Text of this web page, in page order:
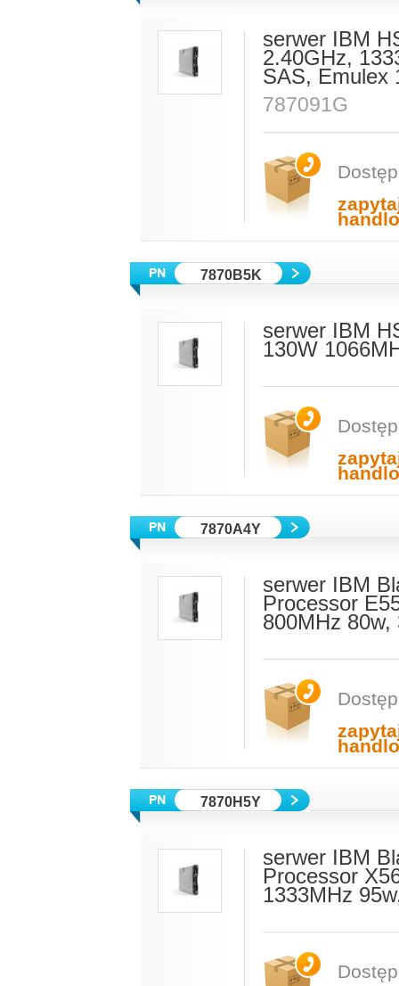
serwer IBM
2.40GHz,
SAS, Emulex
787091G
7870B5K
serwer IBM
130W
7870A4Y
serwer IBM
Processor
800MHz
7870H5Y
serwer IBM
Processor
1333MHz